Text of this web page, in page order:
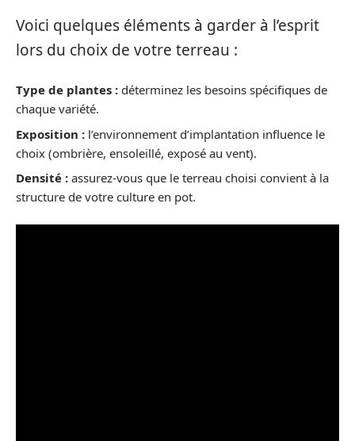
Voici quelques éléments à garder à l’esprit
lors du choix de votre terreau :
Type de plantes : déterminez les besoins spécifiques de
chaque variété.
Exposition : l’environnement d’implantation influence le
choix (ombrière, ensoleillé, exposé au vent).
Densité : assurez-vous que le terreau choisi convient à la
structure de votre culture en pot.